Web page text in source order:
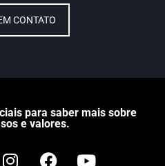
CONTATO
para saber mais sobre
e valores.